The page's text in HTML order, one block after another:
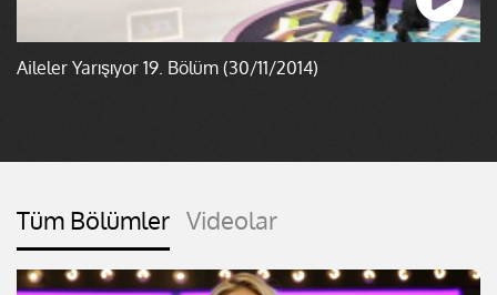
Aileler Yarışıyor 19. Bölüm (30/11/2014)
Tüm Bölümler Videolar